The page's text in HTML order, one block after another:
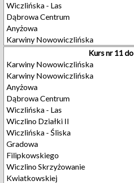
Wiczlińska - Las
Dąbrowa Centrum
Anyżowa
Karwiny Nowowiczlińska
Kurs nr 11 do
Karwiny Nowowiczlińska
Karwiny Nowowiczlińska
Anyżowa
Dąbrowa Centrum
Wiczlińska - Las
Wiczlino Działki II
Wiczlińska - Śliska
Gradowa
Filipkowskiego
Wiczlino Skrzyżowanie
Kwiatkowskiej